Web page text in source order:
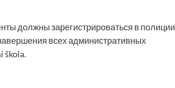
должны зарегистрироваться в полиции
всех административных
škola.